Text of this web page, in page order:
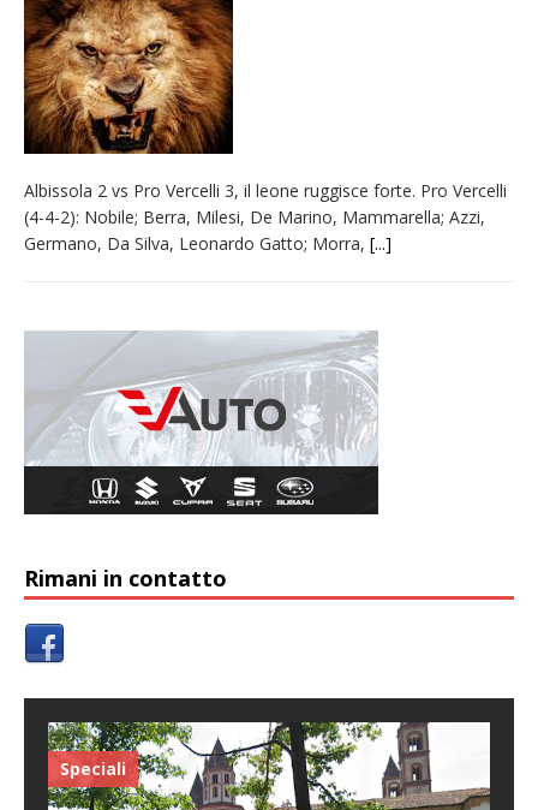
naturale per la siccità estrema e gli incendi
Crisi idrica: il Comune di Vercelli introduce
alcune limitazioni all’utilizzo dell’acqua
Incendio sul Monte Barone: si estende il
fronte. Evacuato il rifugio e chiusi tutti i
sentieri
Dieci anni fa l’ingresso a Vercelli
dell’arcivescovo mons. Marco Arnolfo
Albissola 2 vs Pro Vercelli 3, il leone ruggisce forte. Pro Vercelli
(4-4-2): Nobile; Berra, Milesi, De Marino, Mammarella; Azzi,
Germano, Da Silva, Leonardo Gatto; Morra, [...]
Rimani in contatto
Speciali